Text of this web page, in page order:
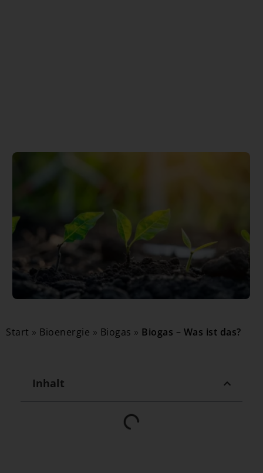
Start » Bioenergie » Biogas » Biogas – Was ist das?
Inhalt